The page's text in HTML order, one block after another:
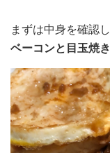
まずは中身を確認
ベーコンと目玉焼